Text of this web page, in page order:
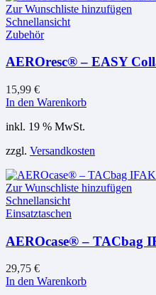
Zur Wunschliste hinzufügen
Schnellansicht
Zubehör
AEROresc® – EASY
15,99 €
In den Warenkorb
inkl. 19 % MwSt.
zzgl. Versandkosten
Zur Wunschliste hinzufügen
Schnellansicht
Einsatztaschen
AEROcase® – TACbag
29,75 €
In den Warenkorb